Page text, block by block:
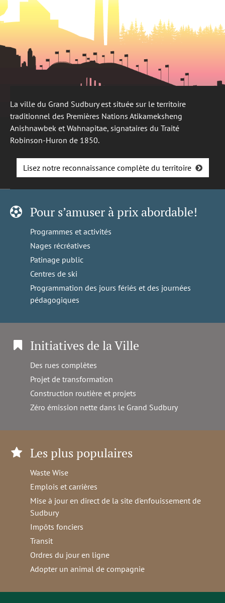
La ville du Grand Sudbury est située sur le territoire
traditionnel des Premières Nations Atikameksheng
Anishnawbek et Wahnapitae, signataires du Traité
Robinson-Huron de 1850.
Lisez notre reconnaissance complète du territoire
Pour s’amuser à prix abordable!
Programmes et activités
Nages récréatives
Patinage public
Centres de ski
Programmation des jours fériés et des journées
pédagogiques
Initiatives de la Ville
Des rues complètes
Projet de transformation
Construction routière et projets
Zéro émission nette dans le Grand Sudbury
Les plus populaires
Waste Wise
Emplois et carrières
Mise à jour en direct de la site d'enfouissement de
Sudbury
Impôts fonciers
Transit
Ordres du jour en ligne
Adopter un animal de compagnie